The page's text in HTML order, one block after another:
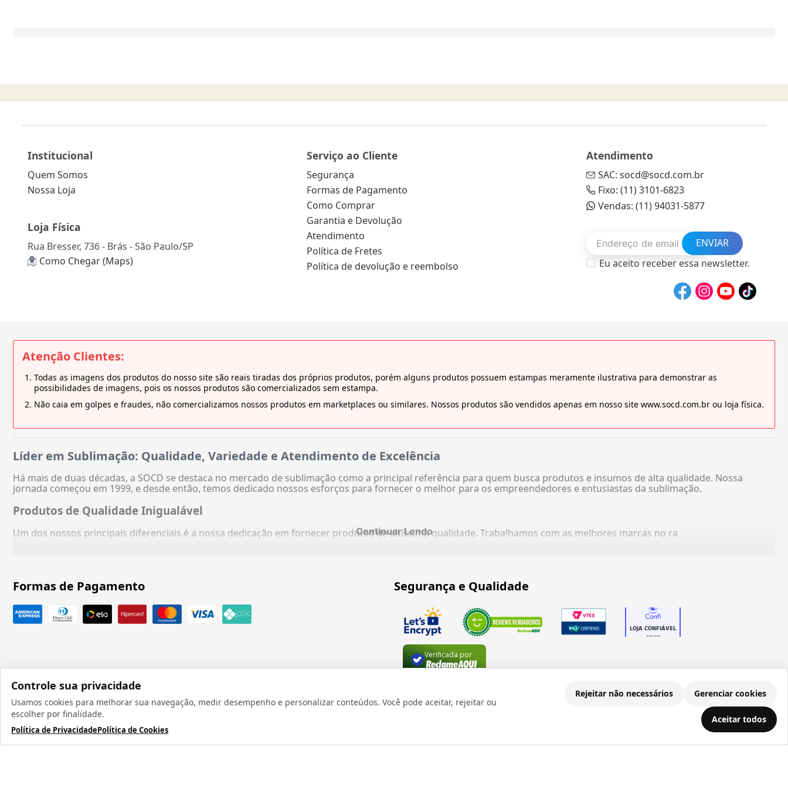
Controle sua privacidade
Usamos cookies para melhorar sua navegação, medir desempenho e personalizar conteúdos. Você pode aceitar, rejeitar ou
escolher por finalidade.
Política de PrivacidadePolítica de Cookies
Rejeitar não necessários Gerenciar cookies
Aceitar todos
Institucional
Quem Somos
Nossa Loja
Loja Física
Rua Bresser, 736 - Brás - São Paulo/SP
Como Chegar (Maps)
Serviço ao Cliente
Segurança
Formas de Pagamento
Como Comprar
Garantia e Devolução
Atendimento
Política de Fretes
Política de devolução e reembolso
Atendimento
SAC: socd@socd.com.br
Fixo: (11) 3101-6823
Vendas: (11) 94031-5877
ENVIAR
Eu aceito receber essa newsletter.
Atenção Clientes:
Todas as imagens dos produtos do nosso site são reais tiradas dos próprios produtos, porém alguns produtos possuem estampas meramente ilustrativa para demonstrar as
possibilidades de imagens, pois os nossos produtos são comercializados sem estampa.
Não caia em golpes e fraudes, não comercializamos nossos produtos em marketplaces ou similares. Nossos produtos são vendidos apenas em nosso site www.socd.com.br ou loja física.
Líder em Sublimação: Qualidade, Variedade e Atendimento de Excelência
Há mais de duas décadas, a SOCD se destaca no mercado de sublimação como a principal referência para quem busca produtos e insumos de alta qualidade. Nossa
jornada começou em 1999, e desde então, temos dedicado nossos esforços para fornecer o melhor para os empreendedores e entusiastas da sublimação.
Produtos de Qualidade Inigualável
Um dos nossos principais diferenciais é a nossa dedicação em fornecer produtos de altíssima qualidade. Trabalhamos com as melhores marcas no ra
Continuar Lendo
Formas de Pagamento Segurança e Qualidade
Verificada por